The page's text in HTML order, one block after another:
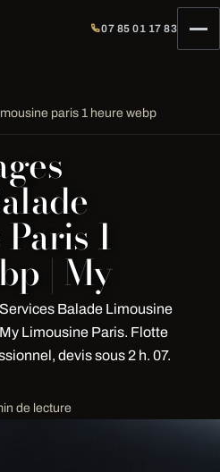
07 85 01 17 83
paris 1 heure webp
1
| My
Balade Limousine
Limousine Paris. Flotte
devis sous 2 h. 07.
de lecture